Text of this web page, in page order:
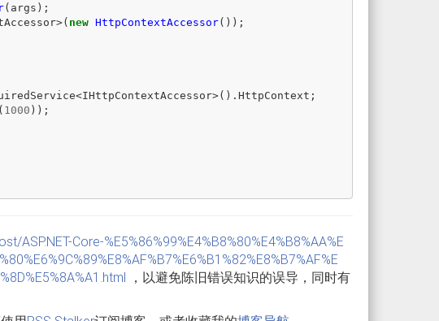
( args );
>( new HttpContextAccessor());
<IHttpContextAccessor>(). HttpContext ;
( 1000 ));
ASP.NET-Core-%E5%86%99%E4%B8%80%E4%B8%AA%E
，以避免陈旧错误知识的误导，同时有